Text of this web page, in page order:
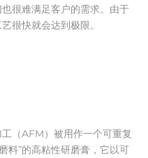
很难满足客户的需求。由于
很快就会达到极限。
（AFM）被用作一个可重复
料”的高粘性研磨膏，它以可